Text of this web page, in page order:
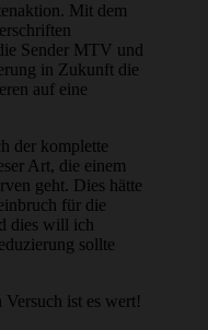
Mit dem
Sender MTV und
in Zukunft die
auf eine
der komplette
Art, die einem
geht. Dies hätte
für die
dies will ich
sollte
Versuch ist es wert!